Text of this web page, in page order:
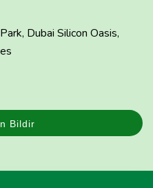
Dubai Silicon Oasis,
Bildir